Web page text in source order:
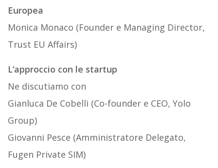
Europea
Monica Monaco (Founder e Managing Director,
Trust EU Affairs)
L’approccio con le startup
Ne discutiamo con
Gianluca De Cobelli (Co-founder e CEO, Yolo
Group)
Giovanni Pesce (Amministratore Delegato,
Fugen Private SIM)